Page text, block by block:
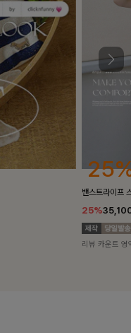
10%
[5천장돌파/
10%
리뷰 카운트 영